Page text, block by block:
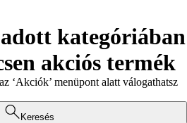
kategóriában
akciós termék
‘Akciók’ menüpont alatt válogathatsz
Keresés